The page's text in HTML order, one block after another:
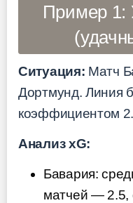
Пример 1:
Ситуация: Матч
Дортмунд. Линия
коэффициентом
Анализ xG:
Бавария:
матчей — 2.5,